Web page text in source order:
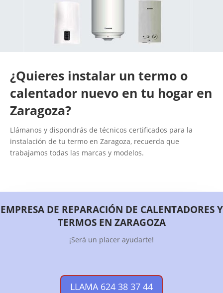
¿Quieres instalar un termo o
calentador nuevo en tu hogar en
Zaragoza?
Llámanos y dispondrás de técnicos certificados para la
instalación de tu termo en Zaragoza, recuerda que
trabajamos todas las marcas y modelos.
EMPRESA DE REPARACIÓN DE CALENTADORES Y
TERMOS EN ZARAGOZA
¡Será un placer ayudarte!
LLAMA 624 38 37 44